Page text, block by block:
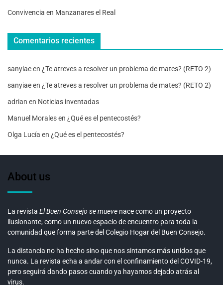
Convivencia en Manzanares el Real
Comentarios recientes
sanyiaeen ¿Te atreves a resolver un problema de mates? (RETO 2)
sanyiaeen ¿Te atreves a resolver un problema de mates? (RETO 2)
adrian en Noticias inventadas
Manuel Moralesen ¿Qué es el pentecostés?
Olga Lucía en ¿Qué es el pentecostés?
About us
La revista El Buen Consejo se mueve nace como un proyecto
ilusionante, como un nuevo espacio de encuentro para toda la
comunidad que forma parte del Colegio Hogar del Buen Consejo.
La distancia no ha hecho sino que nos sintamos más unidos que
nunca. La revista echa a andar con el confinamiento del COVID-19,
pero seguirá dando pasos cuando ya hayamos dejado atrás al
virus.